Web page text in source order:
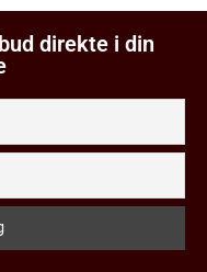
direkte i din